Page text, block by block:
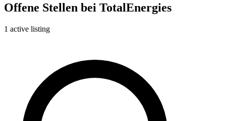
Offene Stellen bei TotalEnergies
1 active listing